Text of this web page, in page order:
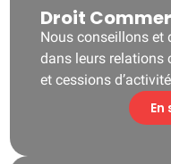
Droit
Nous conseillons et
dans leurs relations
et cessions